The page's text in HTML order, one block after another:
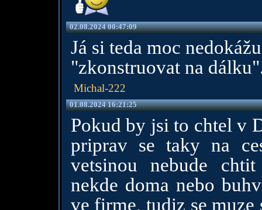
02.08.2024 00:47:09
Já si teda moc
"zkonstruovat na
Michal-222
01.08.2024 16:21:25
Pokud by jsi to chtel v
priprav se taky na
vetsinou nebude
nekde doma nebo
ve firme, tudiz se muze